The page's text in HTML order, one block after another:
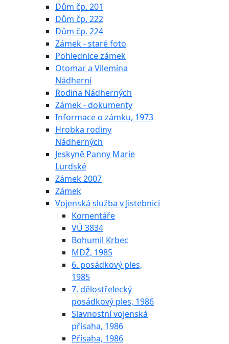
Dům čp. 201
Dům čp. 222
Dům čp. 224
Zámek - staré foto
Pohlednice zámek
Otomar a Vilemína
Nádherní
Rodina Nádherných
Zámek - dokumenty
Informace o zámku, 1973
Hrobka rodiny
Nádherných
Jeskyně Panny Marie
Lurdské
Zámek 2007
Zámek
Vojenská služba v Jistebnici
Komentáře
VÚ 3834
Bohumil Krbec
MDŽ, 1985
6. posádkový ples,
1985
7. dělostřelecký
posádkový ples, 1986
Slavnostní vojenská
přísaha, 1986
Přísaha, 1986